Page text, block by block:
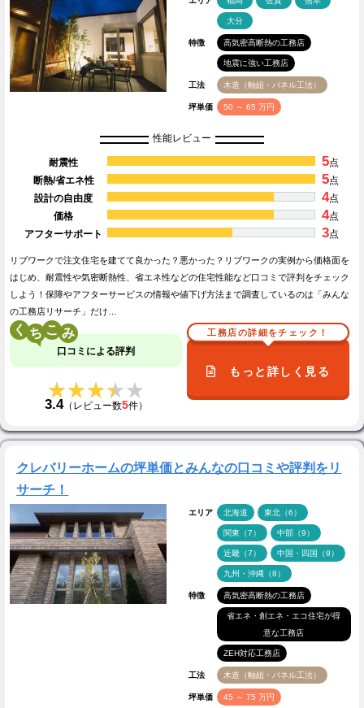
大分
特徴 高気密高断熱の工務店
地震に強い工務店
工法 木造（軸組・パネル工法）
坪単価 50 ～ 65 万円
性能レビュー
耐震性 5点
断熱/省エネ性
5点
設計の自由度
4点
価格
4点
アフターサポート
3点
リブワークで注文住宅を建てて良かった？悪かった？リブワークの実例から価格面を
はじめ、耐震性や気密断熱性、省エネ性などの住宅性能など口コミで評判をチェック
しよう！保障やアフターサービスの情報や値下げ方法まで調査しているのは「みんな
の工務店リサーチ」だけ…
く こ
口コミによる評判
★★★★★
★★★★★
3.4（レビュー数5件）
工務店の詳細をチェック！
もっと詳しく見る
クレバリーホームの坪単価とみんなの口コミや評判をリ
サーチ！
エリア 北海道 東北（6）
関東（7） 中部（9）
近畿（7） 中国・四国（9）
九州・沖縄（8）
特徴 高気密高断熱の工務店
省エネ・創エネ・エコ住宅が得
意な工務店
ZEH対応工務店
工法 木造（軸組・パネル工法）
坪単価 45 ～ 75 万円